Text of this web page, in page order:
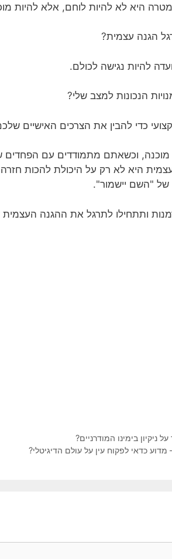
היא לא להיות לוחם, אלא להיות
להיות נגישה לכולם.
כדי להבין את הצרכים האישיים
וכשאתם מתמודדים עם
היא לא רק על היכולת להכות
של "השם יישמור".
ותתחילו לתרגל את ההגנה העצמית
ניקיון בימינו המודרניים?
מדוע כדאי לפקוח עין על עולם הדיגיטלי?